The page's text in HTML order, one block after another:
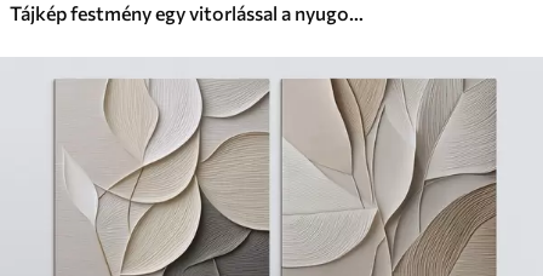
Tájkép festmény egy vitorlással a nyugodt tengeren, narancssárga és sárga égbolt, távoli hegyek